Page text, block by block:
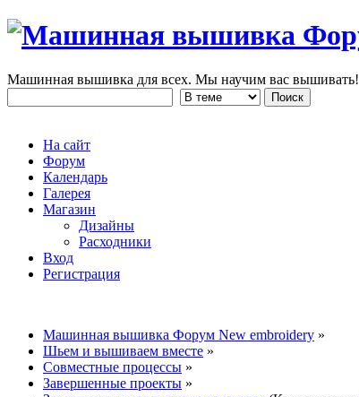
Машинная вышивка для всех. Мы научим вас вышивать!
На сайт
Форум
Календарь
Галерея
Магазин
Дизайны
Расходники
Вход
Регистрация
Машинная вышивка Форум New embroidery »
Шьем и вышиваем вместе »
Совместные процессы »
Завершенные проекты »